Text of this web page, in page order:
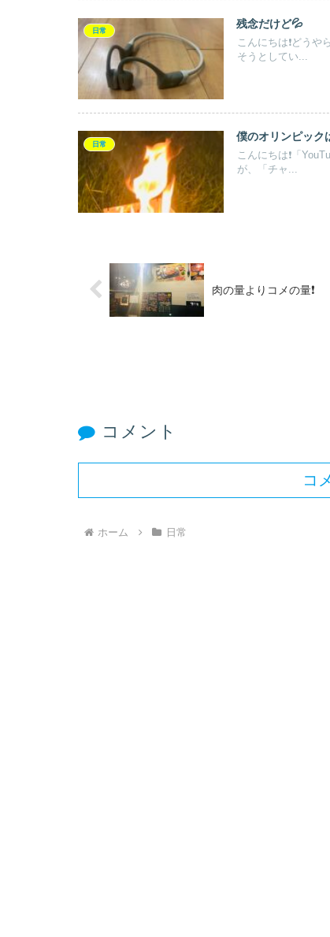
日常
残念だけど💦
こんにちは❗️どう
そうとしてい...
日常
僕のオリンピック
こんにちは❗️「
が、「チャ...
肉の量よりコメの量❗️
コメント
コ
ホーム 日常